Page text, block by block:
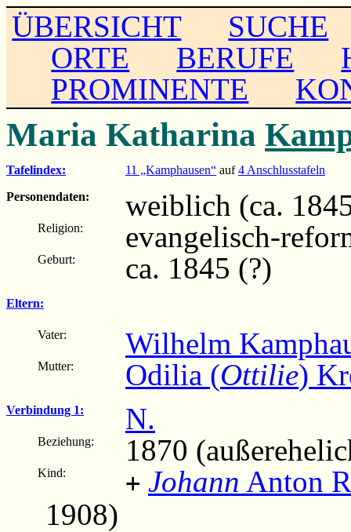
ÜBERSICHT
SUCHE
ORTE
BERUFE
PROMINENTE
Maria Katharina
Tafelindex: 11 „Kamphausen“ auf4 Anschlusstafeln
Personendaten:
weiblich (ca.
Religion: evangelisch-
Geburt: ca. 1845 (?)
Eltern:
Vater: Wilhelm
Mutter: Odilia (Ottilie)
Verbindung 1: N.
Beziehung: 1870
Kind: + Johann Anton
1908)